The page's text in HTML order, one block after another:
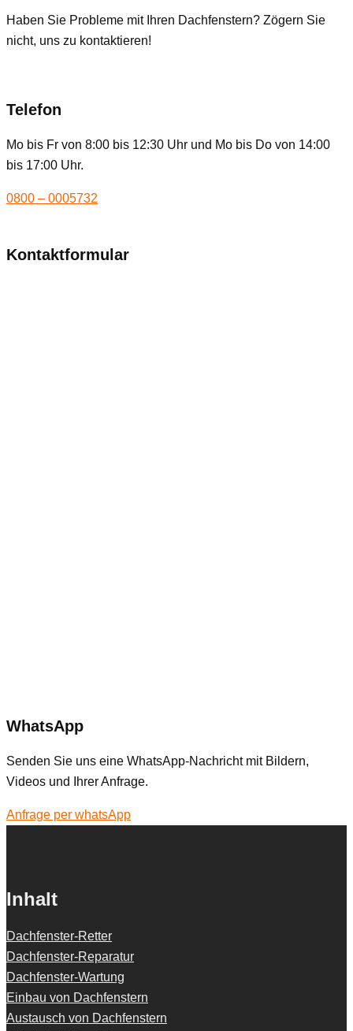
Haben Sie Probleme mit Ihren Dachfenstern? Zögern Sie
nicht, uns zu kontaktieren!
Telefon
Mo bis Fr von 8:00 bis 12:30 Uhr und Mo bis Do von 14:00
bis 17:00 Uhr.
0800 – 0005732
Kontaktformular
WhatsApp
Senden Sie uns eine WhatsApp-Nachricht mit Bildern,
Videos und Ihrer Anfrage.
Anfrage per whatsApp
Inhalt
Dachfenster-Retter
Dachfenster-Reparatur
Dachfenster-Wartung
Einbau von Dachfenstern
Austausch von Dachfenstern